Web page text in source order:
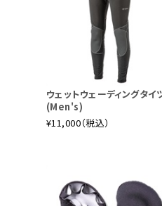
ウェットウェーディングタイ
(Men's)
¥11,000（税込）